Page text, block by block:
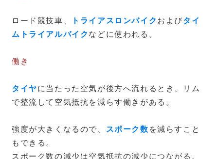
ロード競技車、 トライアスロンバイク およびタイ
ムトライアルバイク などに使われる。
働き
タイヤに当たった空気が後方へ流れるとき、リム
で整流して空気抵抗を減らす働きがある。
強度が大きくなるので、 スポーク数 を減らすこと
もできる。
スポーク数の減少は空気抵抗の減少につながる。